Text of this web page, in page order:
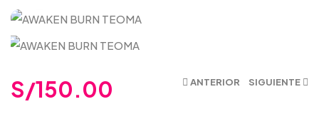
ANTERIOR SIGUIENTE
S/150.00